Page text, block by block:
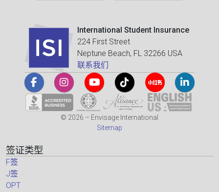
International Student Insurance
224 First Street
Neptune Beach, FL 32266 USA
联系我们
© 2026 – Envisage International
Sitemap
签证类型
F签
J签
OPT